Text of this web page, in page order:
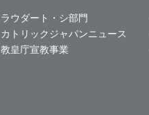
ラウダート・シ部門
カトリックジャパンニュース
教皇庁宣教事業